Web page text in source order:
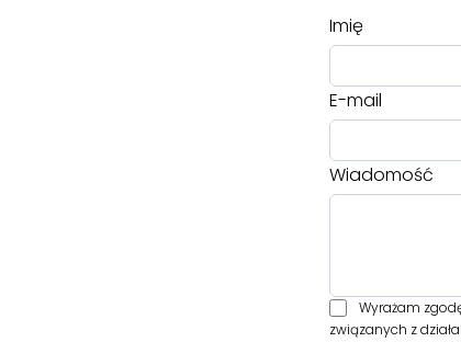
Imię
E-mail
Wiadomość
Wyrażam
związanych z